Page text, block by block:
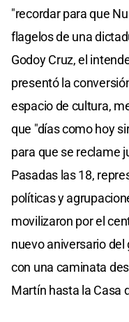
"recordar para que
flagelos de una
Godoy Cruz, el
presentó la
espacio de cultura,
que "días como hoy
para que se reclame
Pasadas las 18,
políticas y
movilizaron por el
nuevo aniversario
con una caminata
Martín hasta la Casa